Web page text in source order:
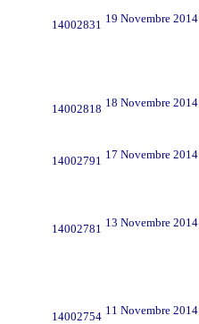
14002831 19 Novembre 2014
14002818 18 Novembre 2014
14002791 17 Novembre 2014
14002781 13 Novembre 2014
14002754 11 Novembre 2014